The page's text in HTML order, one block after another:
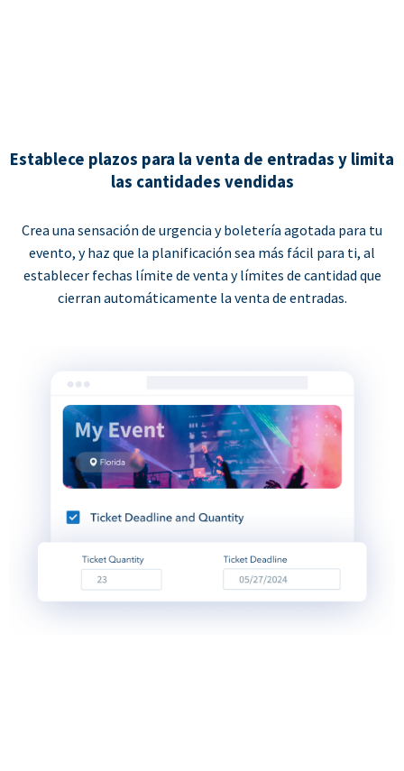
Establece plazos para la venta de entradas y limita
las cantidades vendidas
Crea una sensación de urgencia y boletería agotada para tu
evento, y haz que la planificación sea más fácil para ti, al
establecer fechas límite de venta y límites de cantidad que
cierran automáticamente la venta de entradas.